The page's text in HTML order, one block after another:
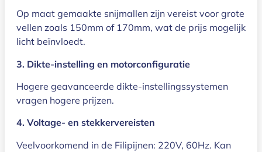
Op maat gemaakte snijmallen zijn vereist voor grote
vellen zoals 150mm of 170mm, wat de prijs mogelijk
licht beïnvloedt.
3. Dikte-instelling en motorconfiguratie
Hogere geavanceerde dikte-instellingssystemen
vragen hogere prijzen.
4. Voltage- en stekkervereisten
Veelvoorkomend in de Filipijnen: 220V, 60Hz. Kan